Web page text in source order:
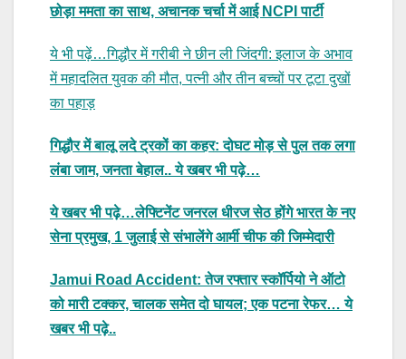
छोड़ा ममता का साथ, अचानक चर्चा में आई NCPI पार्टी
ये भी पढ़ें…गिद्धौर में गरीबी ने छीन ली जिंदगी: इलाज के अभाव
में महादलित युवक की मौत, पत्नी और तीन बच्चों पर टूटा दुखों
का पहाड़
गिद्धौर में बालू लदे ट्रकों का कहर: दोघट मोड़ से पुल तक लगा
लंबा जाम, जनता बेहाल.. ये खबर भी पढ़े…
ये खबर भी पढ़े…लेफ्टिनेंट जनरल धीरज सेठ होंगे भारत के नए
सेना प्रमुख, 1 जुलाई से संभालेंगे आर्मी चीफ की जिम्मेदारी
Jamui Road Accident: तेज रफ्तार स्कॉर्पियो ने ऑटो
को मारी टक्कर, चालक समेत दो घायल; एक पटना रेफर… ये
खबर भी पढ़े..